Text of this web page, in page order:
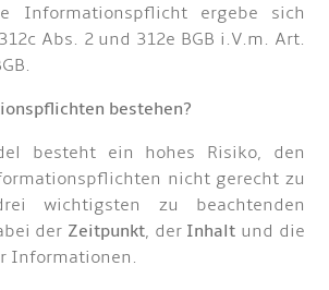
Informationspflicht ergebe sich
Abs. 2 und 312e BGB i.V.m. Art.
bestehen?
besteht ein hohes Risiko, den
nicht gerecht zu
wichtigsten zu beachtenden
der Zeitpunkt, der Inhalt und die
Informationen.